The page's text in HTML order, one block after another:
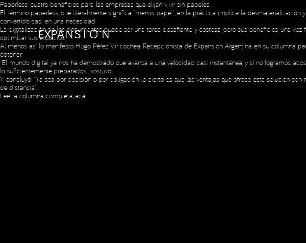
Paperless: cuatro beneficios para las empresas que elijan vivir sin papeles
El término paperless, que literalmente significa “menos papel”, en la práctica implica la
convertido casi en una necesidad.
La digitalización de los documentos puede ser una tarea desafiante y costosa, pero sus beneficios, una
optimizar sus espacios.
Al menos así lo manifestó Hugo Pérez Viricochea, Recepcionista de Expansion Argentina, en su columna
obtener.
“El mundo digital ya nos ha demostrado que avanza a una velocidad casi instantánea, y si no logramos
lo suficientemente preparados”, sostuvo.
Y concluyó: “Ya sea por decisión o por obligación, lo cierto es que las ventajas que ofrece esta solución
de distancia”.
Leé la columna completa, acá.
Copyright © 2023 Expansion. All rights reserved.Privacy Policy